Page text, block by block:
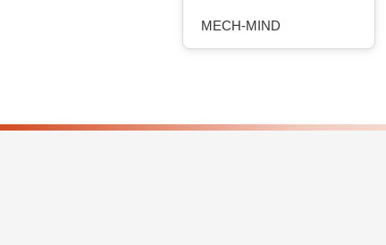
MECH-MIND
MOBILE INDUSTRIAL